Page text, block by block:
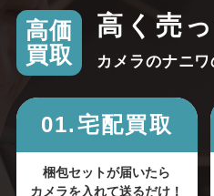
高価
買取
高く売
カメラのナニ
01.宅配買取
梱包セットが届いたら
カメラを入れて送るだけ！